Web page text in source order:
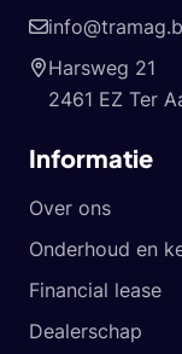
Harsweg 21
2461 EZ Ter
Informatie
Over ons
Onderhoud en
Financial lease
Dealerschap